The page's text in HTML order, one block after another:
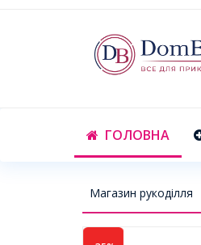
ГОЛОВНА
Магазин рукоділля